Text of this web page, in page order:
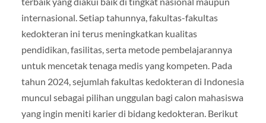
internasional. Setiap tahunnya, fakultas-fakultas
kedokteran ini terus meningkatkan kualitas
pendidikan, fasilitas, serta metode pembelajarannya
untuk mencetak tenaga medis yang kompeten. Pada
tahun 2024, sejumlah fakultas kedokteran di Indonesia
muncul sebagai pilihan unggulan bagi calon mahasiswa
yang ingin meniti karier di bidang kedokteran. Berikut